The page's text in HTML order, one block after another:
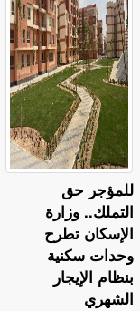
للمؤجر حق
التملك.. وزارة
الإسكان تطرح
وحدات سكنية
بنظام الإيجار
الشهري